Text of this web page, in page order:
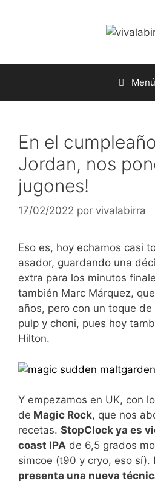
Menú
En el
Jordan, nos
jugones!
17/02/2022 por vivalabirra
Eso es, hoy echamos casi
asador, guardando una
extra para los minutos
también Marc Márquez,
años, pero con un toque
pulp y choni, pues hoy
Hilton.
Y empezamos en UK, con
de Magic Rock, que nos
recetas. StopClock ya es
coast IPA de 6,5 grados
simcoe (t90 y cryo, eso sí).
presenta una nueva